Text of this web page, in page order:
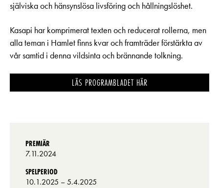
själviska och hänsynslösa livsföring och hållningslöshet.
Kasapi har komprimerat texten och reducerat rollerna, men
alla teman i Hamlet finns kvar och framträder förstärkta av
vår samtid i denna vildsinta och brännande tolkning.
LÄS PROGRAMBLADET HÄR
PREMIÄR
7.11.2024
SPELPERIOD
10.1.2025 – 5.4.2025